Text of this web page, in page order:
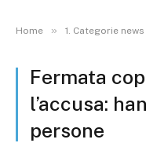
Home » 1. Categorie news
Fermata
l’accusa:
persone